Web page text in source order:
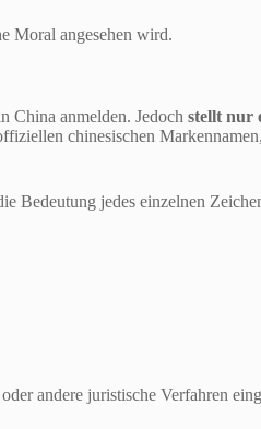
Moral angesehen wird.
China anmelden. Jedoch stellt nur
chinesischen
Bedeutung jedes einzelnen
andere juristische Verfahren